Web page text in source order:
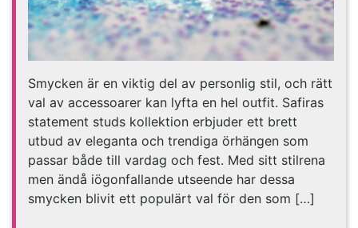
Smycken är en viktig del av personlig stil, och rätt
val av accessoarer kan lyfta en hel outfit. Safiras
statement studs kollektion erbjuder ett brett
utbud av eleganta och trendiga örhängen som
passar både till vardag och fest. Med sitt stilrena
men ändå iögonfallande utseende har dessa
smycken blivit ett populärt val för den som […]